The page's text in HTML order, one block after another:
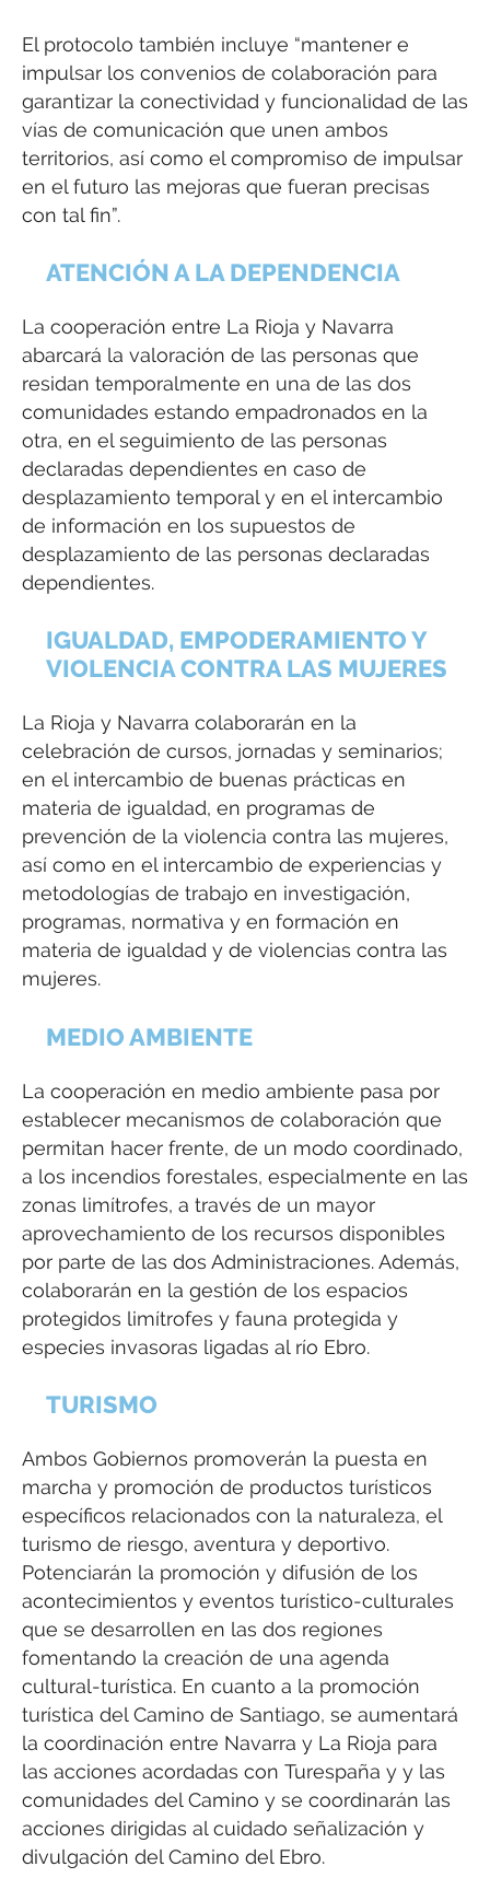
El protocolo también incluye “mantener e
impulsar los convenios de colaboración para
garantizar la conectividad y funcionalidad de las
vías de comunicación que unen ambos
territorios, así como el compromiso de impulsar
en el futuro las mejoras que fueran precisas
con tal fin”.
ATENCIÓN A LA DEPENDENCIA
La cooperación entre La Rioja y Navarra
abarcará la valoración de las personas que
residan temporalmente en una de las dos
comunidades estando empadronados en la
otra, en el seguimiento de las personas
declaradas dependientes en caso de
desplazamiento temporal y en el intercambio
de información en los supuestos de
desplazamiento de las personas declaradas
dependientes.
IGUALDAD, EMPODERAMIENTO Y
VIOLENCIA CONTRA LAS MUJERES
La Rioja y Navarra colaborarán en la
celebración de cursos, jornadas y seminarios;
en el intercambio de buenas prácticas en
materia de igualdad, en programas de
prevención de la violencia contra las mujeres,
así como en el intercambio de experiencias y
metodologías de trabajo en investigación,
programas, normativa y en formación en
materia de igualdad y de violencias contra las
mujeres.
MEDIO AMBIENTE
La cooperación en medio ambiente pasa por
establecer mecanismos de colaboración que
permitan hacer frente, de un modo coordinado,
a los incendios forestales, especialmente en las
zonas limítrofes, a través de un mayor
aprovechamiento de los recursos disponibles
por parte de las dos Administraciones. Además,
colaborarán en la gestión de los espacios
protegidos limítrofes y fauna protegida y
especies invasoras ligadas al río Ebro.
TURISMO
Ambos Gobiernos promoverán la puesta en
marcha y promoción de productos turísticos
específicos relacionados con la naturaleza, el
turismo de riesgo, aventura y deportivo.
Potenciarán la promoción y difusión de los
acontecimientos y eventos turístico-culturales
que se desarrollen en las dos regiones
fomentando la creación de una agenda
cultural-turística. En cuanto a la promoción
turística del Camino de Santiago, se aumentará
la coordinación entre Navarra y La Rioja para
las acciones acordadas con Turespaña y y las
comunidades del Camino y se coordinarán las
acciones dirigidas al cuidado señalización y
divulgación del Camino del Ebro.